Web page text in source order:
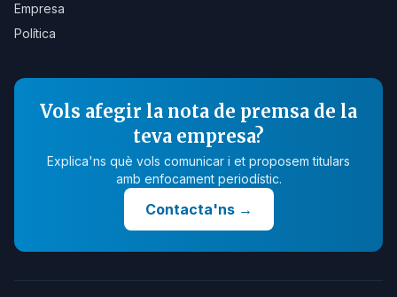
Empresa
Política
Vols afegir la nota de premsa de la
teva empresa?
Explica'ns què vols comunicar i et proposem titulars
amb enfocament periodístic.
Contacta'ns→